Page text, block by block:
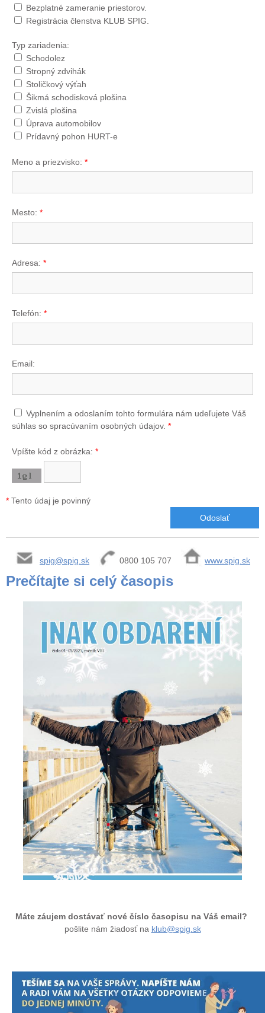
Bezplatné zameranie priestorov.
Registrácia členstva KLUB SPIG.
Typ zariadenia:
Schodolez
Stropný zdvihák
Stoličkový výťah
Šikmá schodisková plošina
Zvislá plošina
Úprava automobilov
Prídavný pohon HURT-e
Meno a priezvisko: *
Mesto: *
Adresa: *
Telefón: *
Email:
Vyplnením a odoslaním tohto formulára nám udeľujete Váš
súhlas so spracúvaním osobných údajov. *
Vpíšte kód z obrázka: *
* Tento údaj je povinný
spig@spig.sk 0800 105 707 www.spig.sk
Prečítajte si celý časopis
Máte záujem dostávať nové číslo časopisu na Váš email?
pošlite nám žiadosť na klub@spig.sk